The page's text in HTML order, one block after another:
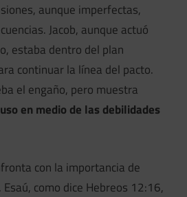
aunque imperfectas,
Jacob, aunque actuó
estaba dentro del plan
continuar la línea del pacto.
el engaño, pero muestra
en medio de las debilidades
con la importancia de
como dice Hebreos 12:16,